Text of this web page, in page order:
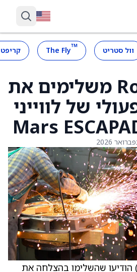
וול סטריט ™
The Fly
Rocket Lab משלימים את
של לווייני
. Rocket Lab ‏(RKLB) הודיעו שהשלימו בהצלחה את